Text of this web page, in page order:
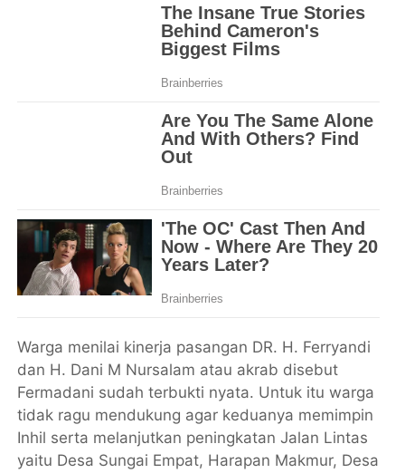
Warga menilai kinerja pasangan DR. H. Ferryandi
dan H. Dani M Nursalam atau akrab disebut
Fermadani sudah terbukti nyata. Untuk itu warga
tidak ragu mendukung agar keduanya memimpin
Inhil serta melanjutkan peningkatan Jalan Lintas
yaitu Desa Sungai Empat, Harapan Makmur, Desa